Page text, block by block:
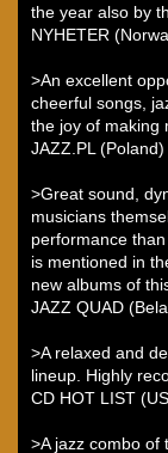
the year also by
NYHETER
>An excellent
cheerful songs,
the joy of making
JAZZ.PL (Poland)
>Great sound,
musicians
performance
is mentioned in
new albums of
JAZZ QUAD
>A relaxed and
lineup. Highly
CD HOT LIST
>A jazz combo of